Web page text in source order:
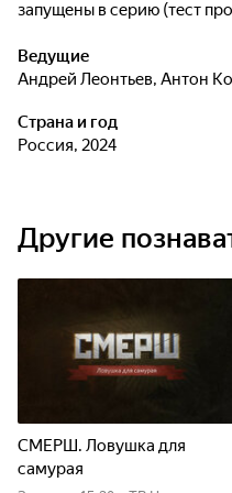
запущены в серию (тест
всевозможные ситуации:
преодоления серьезного
будущего тестируемой
прямо из-за руля
Ведущие
Андрей Леонтьев, Антон
Страна и год
Россия, 2024
Другие
СМЕРШ. Ловушка для
самурая